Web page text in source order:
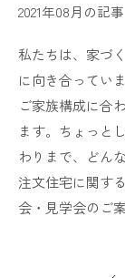
2021年08月の記事
私たちは、家づ
に向き合ってい
ご家族構成に合
ます。ちょっと
わりまで、どん
注文住宅に関す
会・見学会のご